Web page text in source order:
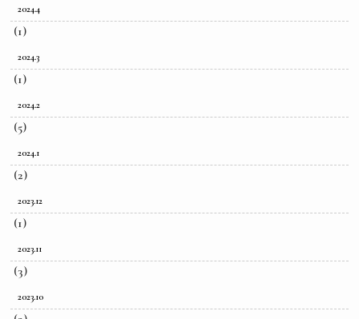
2024.4
(1)
2024.3
(1)
2024.2
(5)
2024.1
(2)
2023.12
(1)
2023.11
(3)
2023.10